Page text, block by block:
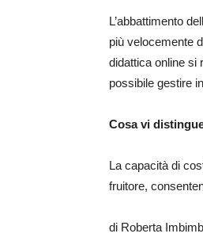
L’abbattimento
più velocemente
didattica online si
possibile gestire
Cosa vi
La capacità di
fruitore,
di Roberta